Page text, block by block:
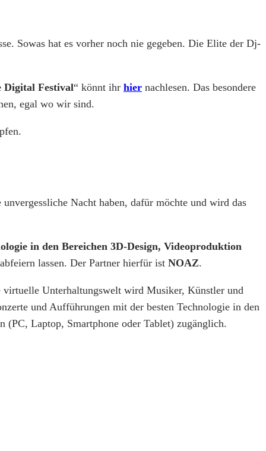
Sowas hat es vorher noch nie gegeben. Die Elite der Dj-
Digital Festival“ könnt ihr hier nachlesen. Das besondere
egal wo wir sind.
Nacht haben, dafür möchte und wird das
in den Bereichen 3D-Design, Videoproduktion
lassen. Der Partner hierfür ist NOAZ.
Unterhaltungswelt wird Musiker, Künstler und
und Aufführungen mit der besten Technologie in den
(PC, Laptop, Smartphone oder Tablet) zugänglich.